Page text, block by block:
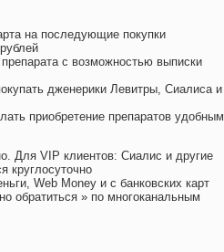
на последующие покупки
с возможностью выписки
дженерики Левитры, Сиалиса и
приобретение препаратов удобным
Для VIP клиентов: Сиалис и другие
круглосуточно
Web Money и с банковских карт
обратиться » по многоканальным